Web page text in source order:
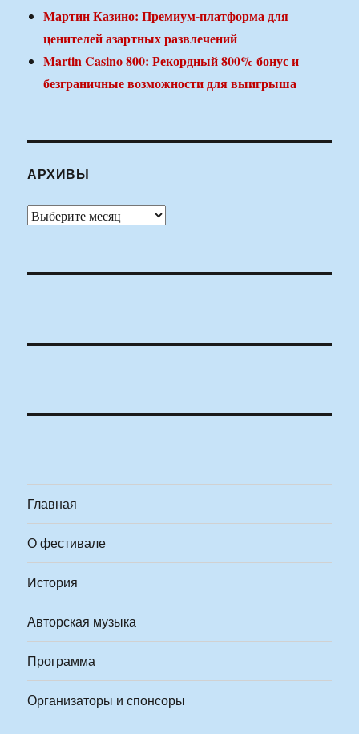
Мартин Казино: Премиум-платформа для
ценителей азартных развлечений
Martin Casino 800: Рекордный 800% бонус и
безграничные возможности для выигрыша
АРХИВЫ
Архивы
Главная
О фестивале
История
Авторская музыка
Программа
Организаторы и спонсоры